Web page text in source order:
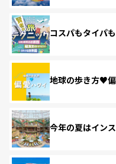
コスパもタイパ
地球の歩き方♥
今年の夏はイン